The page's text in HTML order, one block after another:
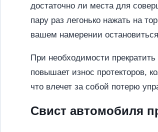
достаточно ли места для
пару раз легонько нажать на
вашем намерении
При необходимости
повышает износ протекторов,
что влечет за собой потерю
Свист автомобиля